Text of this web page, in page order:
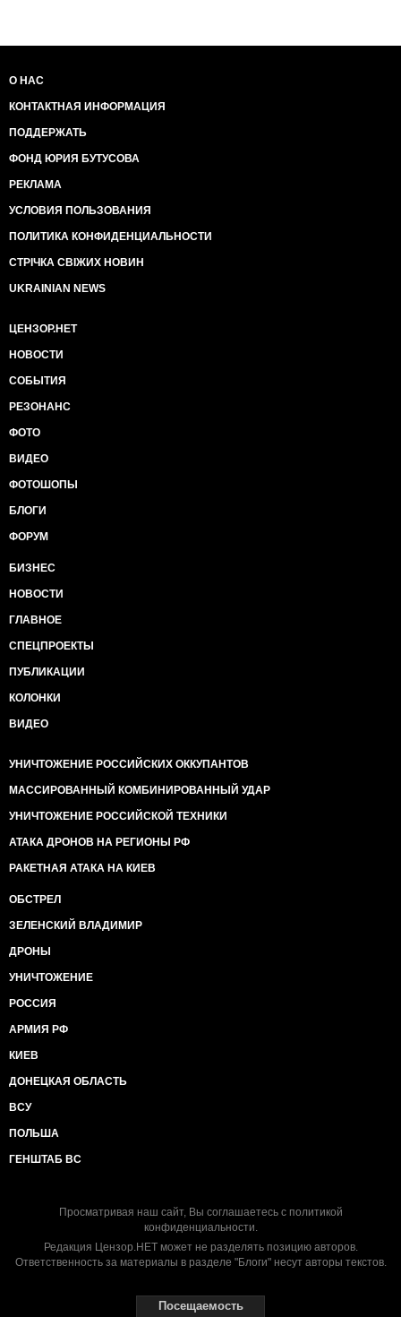
О НАС
КОНТАКТНАЯ ИНФОРМАЦИЯ
ПОДДЕРЖАТЬ
ФОНД ЮРИЯ БУТУСОВА
РЕКЛАМА
УСЛОВИЯ ПОЛЬЗОВАНИЯ
ПОЛИТИКА КОНФИДЕНЦИАЛЬНОСТИ
СТРІЧКА СВІЖИХ НОВИН
UKRAINIAN NEWS
ЦЕНЗОР.НЕТ
НОВОСТИ
СОБЫТИЯ
РЕЗОНАНС
ФОТО
ВИДЕО
ФОТОШОПЫ
БЛОГИ
ФОРУМ
БИЗНЕС
НОВОСТИ
ГЛАВНОЕ
СПЕЦПРОЕКТЫ
ПУБЛИКАЦИИ
КОЛОНКИ
ВИДЕО
УНИЧТОЖЕНИЕ РОССИЙСКИХ ОККУПАНТОВ
МАССИРОВАННЫЙ КОМБИНИРОВАННЫЙ УДАР
УНИЧТОЖЕНИЕ РОССИЙСКОЙ ТЕХНИКИ
АТАКА ДРОНОВ НА РЕГИОНЫ РФ
РАКЕТНАЯ АТАКА НА КИЕВ
ОБСТРЕЛ
ЗЕЛЕНСКИЙ ВЛАДИМИР
ДРОНЫ
УНИЧТОЖЕНИЕ
РОССИЯ
АРМИЯ РФ
КИЕВ
ДОНЕЦКАЯ ОБЛАСТЬ
ВСУ
ПОЛЬША
ГЕНШТАБ ВС
Просматривая наш сайт, Вы соглашаетесь с политикой
конфиденциальности.
Редакция Цензор.НЕТ может не разделять позицию авторов.
Ответственность за материалы в разделе "Блоги" несут авторы текстов.
Посещаемость